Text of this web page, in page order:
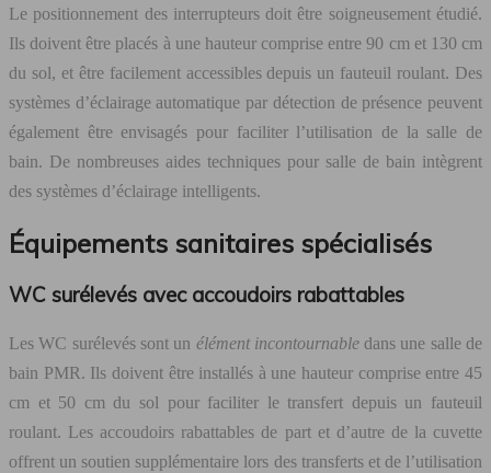
Le positionnement des interrupteurs doit être soigneusement étudié.
Ils doivent être placés à une hauteur comprise entre 90 cm et 130 cm
du sol, et être facilement accessibles depuis un fauteuil roulant. Des
systèmes d’éclairage automatique par détection de présence peuvent
également être envisagés pour faciliter l’utilisation de la salle de
bain. De nombreuses aides techniques pour salle de bain intègrent
des systèmes d’éclairage intelligents.
Équipements sanitaires spécialisés
WC surélevés avec accoudoirs rabattables
Les WC surélevés sont un élément incontournabledans une salle de
bain PMR. Ils doivent être installés à une hauteur comprise entre 45
cm et 50 cm du sol pour faciliter le transfert depuis un fauteuil
roulant. Les accoudoirs rabattables de part et d’autre de la cuvette
offrent un soutien supplémentaire lors des transferts et de l’utilisation